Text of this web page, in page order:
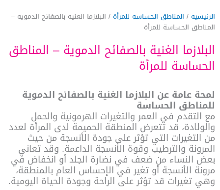
الرئيسية / المناطق الحساسة للمرأة / البلازما الغنية بالصفائح الدموية –
المناطق الحساسة للمرأة
البلازما الغنية بالصفائح الدموية – المناطق
الحساسة للمرأة
لمحة عامة عن البلازما الغنية بالصفائح الدموية
للمناطق الحساسة
مع التقدم في العمر والتغيرات الهرمونية والحمل
والولادة، قد تتعرض المنطقة الحميمة لدى المرأة لعدد
من التغيرات التي تؤثر على جودة الأنسجة من حيث
المرونة والترطيب وقوة الأنسجة الداعمة. وقد تعاني
بعض النساء من ضعف في نضارة الجلد أو انخفاض في
مرونة الأنسجة أو تغير في الإحساس العام بالمنطقة،
وهي تغيرات قد تؤثر على الراحة وجودة الحياة اليومية.